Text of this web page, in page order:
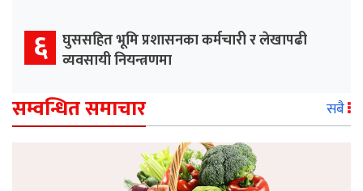
६ घुससहित भूमि प्रशासनका कर्मचारी र लेखापढी
व्यवसायी नियन्त्रणमा
सम्वन्धित समाचार सबै